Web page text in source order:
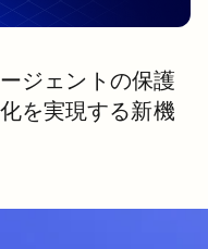
ジェントの保護
を実現する新機